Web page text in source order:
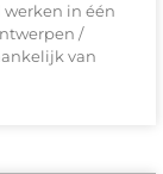
in één
/
van